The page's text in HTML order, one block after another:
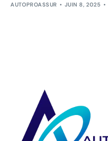
AUTOPROASSUR JUIN 8, 2025